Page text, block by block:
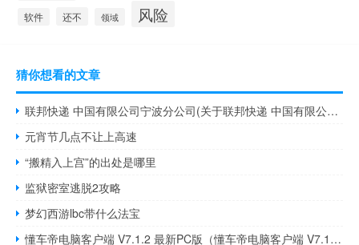
软件 还不 领域 风险
猜你想看的文章
联邦快递 中国有限公司宁波分公司(关于联邦快递 中国有限公司宁波分公司简述)
元宵节几点不让上高速
“搬精入上宫”的出处是哪里
监狱密室逃脱2攻略
梦幻西游lbc带什么法宝
懂车帝电脑客户端 V7.1.2 最新PC版（懂车帝电脑客户端 V7.1.2 最新PC版功能简介）